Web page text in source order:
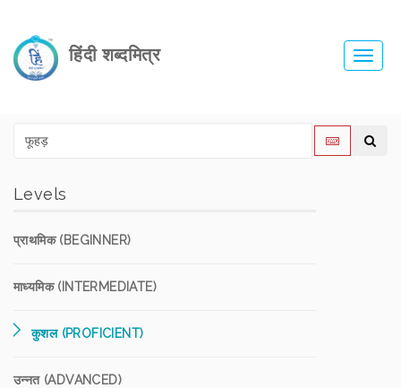
हिंदी शब्दमित्र
Levels
प्राथमिक (BEGINNER)
माध्यमिक (INTERMEDIATE)
कुशल (PROFICIENT)
उन्नत (ADVANCED)